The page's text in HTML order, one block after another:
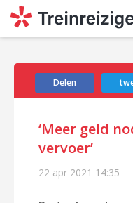
Delen
‘Meer geld
vervoer’
22 apr 2021 14:35